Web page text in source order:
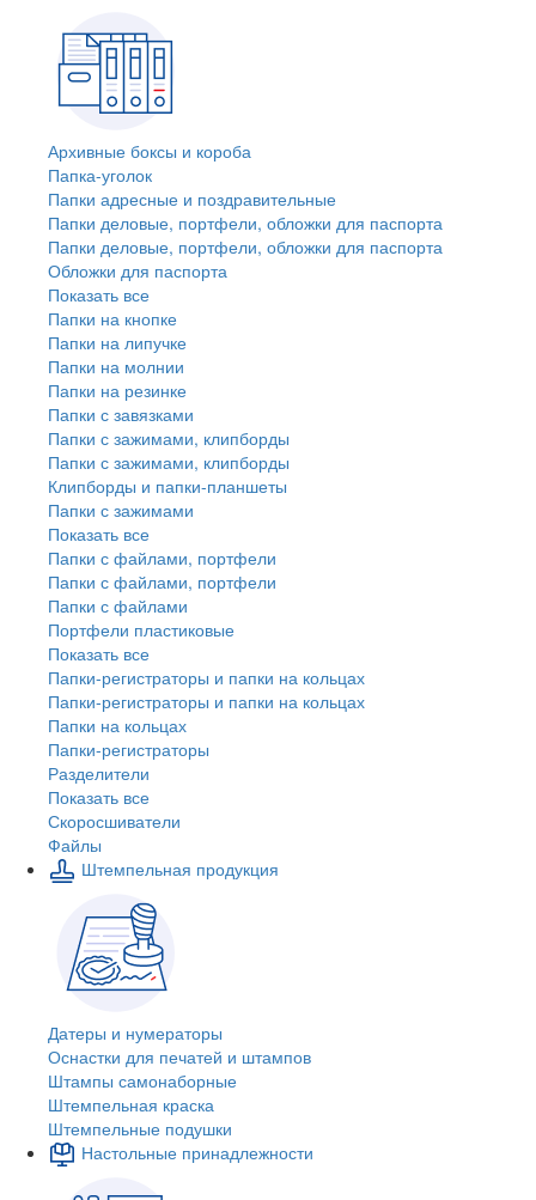
Архивные боксы и короба
Папка-уголок
Папки адресные и поздравительные
Папки деловые, портфели, обложки для паспорта
Папки деловые, портфели, обложки для паспорта
Обложки для паспорта
Показать все
Папки на кнопке
Папки на липучке
Папки на молнии
Папки на резинке
Папки с завязками
Папки с зажимами, клипборды
Папки с зажимами, клипборды
Клипборды и папки-планшеты
Папки с зажимами
Показать все
Папки с файлами, портфели
Папки с файлами, портфели
Папки с файлами
Портфели пластиковые
Показать все
Папки-регистраторы и папки на кольцах
Папки-регистраторы и папки на кольцах
Папки на кольцах
Папки-регистраторы
Разделители
Показать все
Скоросшиватели
Файлы
Штемпельная продукция
Датеры и нумераторы
Оснастки для печатей и штампов
Штампы самонаборные
Штемпельная краска
Штемпельные подушки
Настольные принадлежности